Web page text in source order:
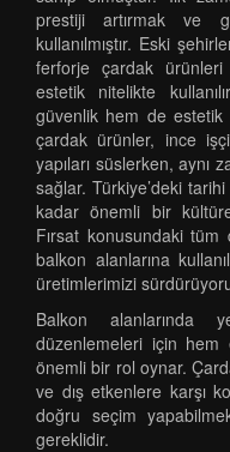
prestiji artırmak ve
kullanılmıştır. Eski
ferforje çardak
estetik nitelikte
güvenlik hem de estetik
çardak ürünler, ince
yapıları süslerken, aynı
sağlar. Türkiye’deki
kadar önemli bir
Fırsat konusundaki
balkon alanlarına
üretimlerimizi
Balkon alanlarında
düzenlemeleri için hem
önemli bir rol oynar.
ve dış etkenlere karşı
doğru seçim
gereklidir.